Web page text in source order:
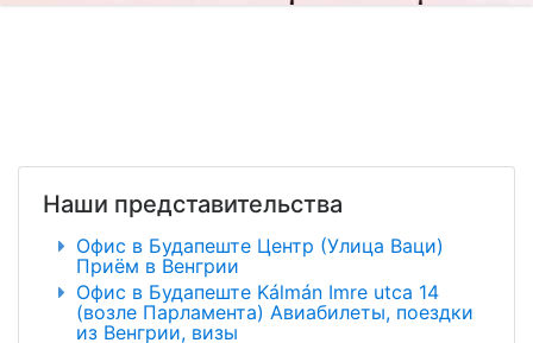
Наши представительства
Офис в Будапеште Центр (Улица Ваци)
Приём в Венгрии
Офис в Будапеште Kálmán Imre utca 14
(возле Парламента) Авиабилеты, поездки
из Венгрии, визы